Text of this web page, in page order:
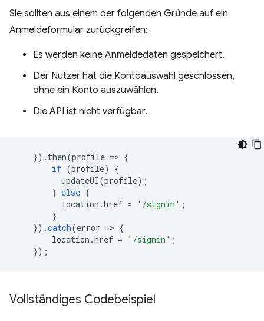
Sie sollten aus einem der folgenden Gründe auf ein
Anmeldeformular zurückgreifen:
Es werden keine Anmeldedaten gespeichert.
Der Nutzer hat die Kontoauswahl geschlossen,
ohne ein Konto auszuwählen.
Die API ist nicht verfügbar.
}). then(profile => {
if (profile)
{
updateUI(profile);
} else {
location .href = '/signin' ;
}
}).catch(error => {
location .href = '/signin' ;
});
Vollständiges Codebeispiel